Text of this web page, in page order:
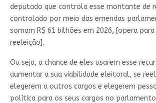
deputado que controla esse montante de
controlado por meio das emendas
somam R$ 61 bilhões em 2026, [opera
reeleição].
Ou seja, a chance de eles usarem esse
aumentar a sua viabilidade eleitoral, se
elegerem a outros cargos e elegerem
política para os seus cargos no